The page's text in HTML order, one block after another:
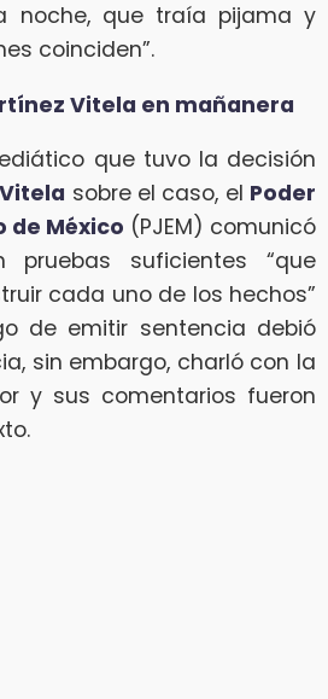
noche, que traía pijama y
coinciden”.
Vitela en mañanera
que tuvo la decisión
sobre el caso, el Poder
de México (PJEM) comunicó
pruebas suficientes “que
cada uno de los hechos”
de emitir sentencia debió
sin embargo, charló con la
y sus comentarios fueron